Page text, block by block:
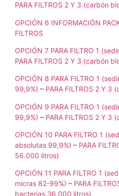
PARA FILTROS 2 Y 3 (carbón
OPCIÓN 6 INFORMACIÓN
FILTROS
OPCIÓN 7 PARA FILTRO 1
PARA FILTROS 2 Y 3 (carbón
OPCIÓN 8 PARA FILTRO 1
99,9%) – PARA FILTROS 2 Y
OPCIÓN 9 PARA FILTRO 1
99,9%) – PARA FILTROS 2 Y
OPCIÓN 10 PARA FILTRO 1
absolutas 99,9%) – PARA
56.000 litros)
OPCIÓN 11 PARA FILTRO 1
micras 82-99%) – PARA
bacterias 36.000 litros)